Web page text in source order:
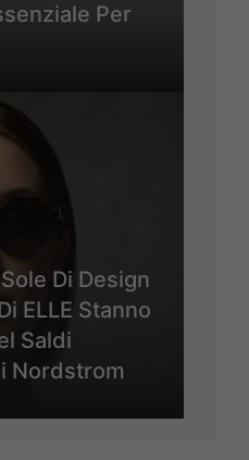
Per
Di Design
ELLE Stanno
Saldi
Nordstrom